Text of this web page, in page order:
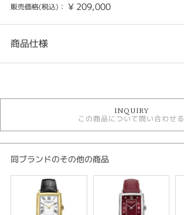
販売価格(税込)： ¥ 209,000
商品仕様
時計
5気圧防水以下
クォーツ
RAYMOND WEIL
腕時計
RAYMOND WEIL
INQUIRY
この商品について問い合わせる
同ブランドのその他の商品